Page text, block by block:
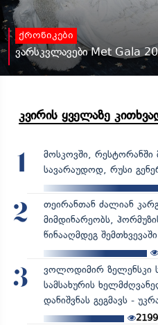
ქრონიკები
ვარსკვლავები Met Gala
კვირის ყველაზე
1
მოსკოვში, რესტორანში
სავარაუდოდ, რუსი
2
თეირანთან ძალიან
მიმდინარეობს,
წინააღმდეგ
3
ვოლოდიმირ ზელენსკი
სამსახურის
დანიშვნას გეგმავს -
2199